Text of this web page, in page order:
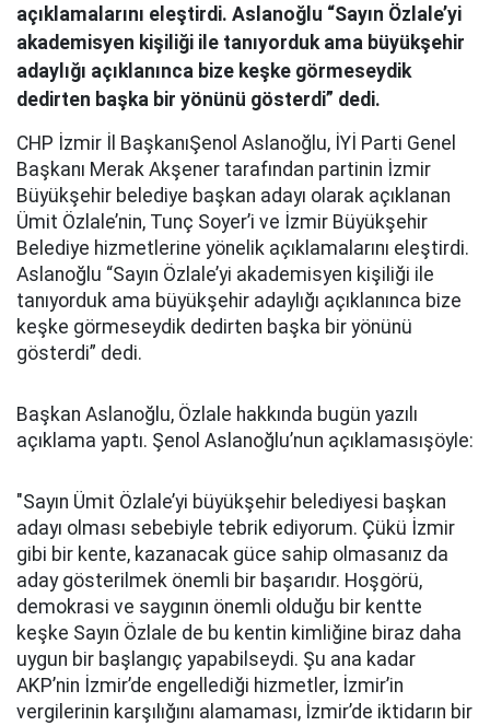
açıklamalarını eleştirdi. Aslanoğlu “Sayın Özlale’yi
akademisyen kişiliği ile tanıyorduk ama büyükşehir
adaylığı açıklanınca bize keşke görmeseydik
dedirten başka bir yönünü gösterdi” dedi.
CHP İzmir İl BaşkanıŞenol Aslanoğlu, İYİ Parti Genel
Başkanı Merak Akşener tarafından partinin İzmir
Büyükşehir belediye başkan adayı olarak açıklanan
Ümit Özlale’nin, Tunç Soyer’i ve İzmir Büyükşehir
Belediye hizmetlerine yönelik açıklamalarını eleştirdi.
Aslanoğlu “Sayın Özlale’yi akademisyen kişiliği ile
tanıyorduk ama büyükşehir adaylığı açıklanınca bize
keşke görmeseydik dedirten başka bir yönünü
gösterdi” dedi.
Başkan Aslanoğlu, Özlale hakkında bugün yazılı
açıklama yaptı. Şenol Aslanoğlu’nun açıklamasışöyle:
"Sayın Ümit Özlale’yi büyükşehir belediyesi başkan
adayı olması sebebiyle tebrik ediyorum. Çükü İzmir
gibi bir kente, kazanacak güce sahip olmasanız da
aday gösterilmek önemli bir başarıdır. Hoşgörü,
demokrasi ve saygının önemli olduğu bir kentte
keşke Sayın Özlale de bu kentin kimliğine biraz daha
uygun bir başlangıç yapabilseydi. Şu ana kadar
AKP’nin İzmir’de engellediği hizmetler, İzmir’in
vergilerinin karşılığını alamaması, İzmir’de iktidarın bir